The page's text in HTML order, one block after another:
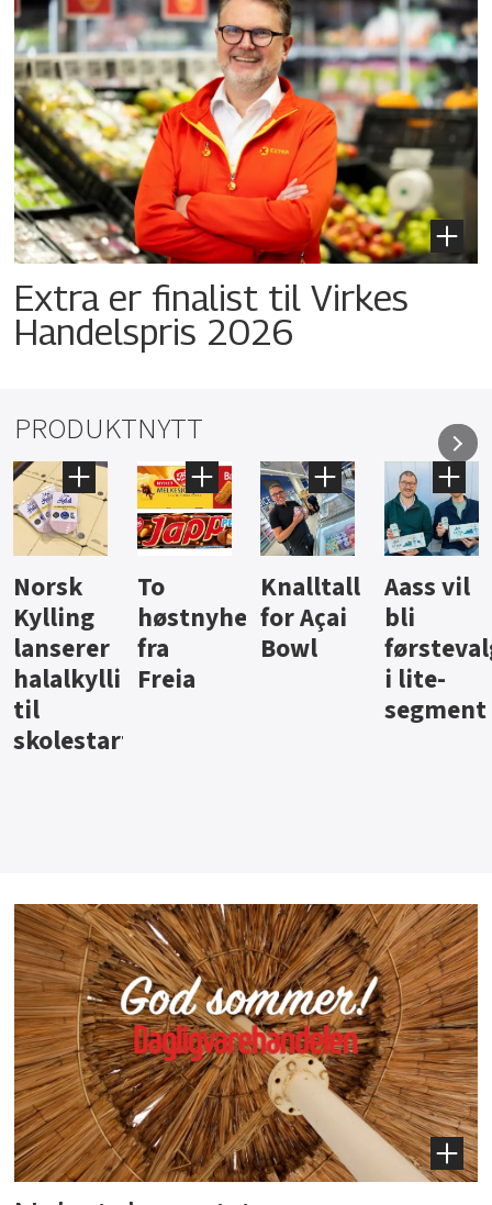
Extra er finalist til Virkes
Handelspris 2026
PRODUKTNYTT
Knalltall
for Açai
Bowl
Aass vil
bli
førstevalg
i lite-
Brus og
jus fra
Berentsen
Hard
iste fra
Hansa